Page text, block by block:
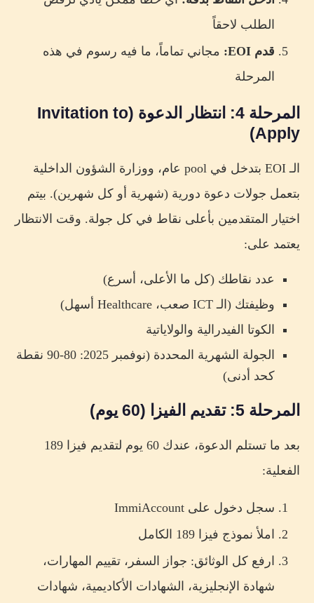
الطلب لاحقاً
قدم EOI:
مجاني تماماً، ما فيه رسوم في هذه
المرحلة
المرحلة 4: انتظار الدعوة (Invitation to
Apply)
الـ EOI بتدخل في pool عام، ووزارة الشؤون الداخلية
بتعمل جولات دعوة دورية (شهرية أو كل شهرين). بيتم
اختيار المتقدمين بأعلى نقاط في كل جولة. وقت الانتظار
يعتمد على:
عدد نقاطك (كل ما الأعلى، أسرع)
وظيفتك (الـ ICT صعب، Healthcare أسهل)
الكوتا الفيدرالية والولاياتية
الجولة الشهرية المحددة (نوفمبر 2025: 80-90 نقطة
كحد أدنى)
المرحلة 5: تقديم الفيزا (60 يوم)
بعد ما تستلم الدعوة، عندك 60 يوم لتقديم فيزا 189
الفعلية:
سجل دخول على ImmiAccount
املأ نموذج فيزا 189 الكامل
ارفع كل الوثائق: جواز السفر، تقييم المهارات،
شهادة الإنجليزية، الشهادات الأكاديمية، شهادات